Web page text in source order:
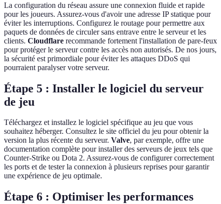
La configuration du réseau assure une connexion fluide et rapide
pour les joueurs. Assurez-vous d'avoir une adresse IP statique pour
éviter les interruptions. Configurez le routage pour permettre aux
paquets de données de circuler sans entrave entre le serveur et les
clients. Cloudflare recommande fortement l'installation de pare-feux
pour protéger le serveur contre les accès non autorisés. De nos jours,
la sécurité est primordiale pour éviter les attaques DDoS qui
pourraient paralyser votre serveur.
Étape 5 : Installer le logiciel du serveur
de jeu
Téléchargez et installez le logiciel spécifique au jeu que vous
souhaitez héberger. Consultez le site officiel du jeu pour obtenir la
version la plus récente du serveur. Valve, par exemple, offre une
documentation complète pour installer des serveurs de jeux tels que
Counter-Strike ou Dota 2. Assurez-vous de configurer correctement
les ports et de tester la connexion à plusieurs reprises pour garantir
une expérience de jeu optimale.
Étape 6 : Optimiser les performances